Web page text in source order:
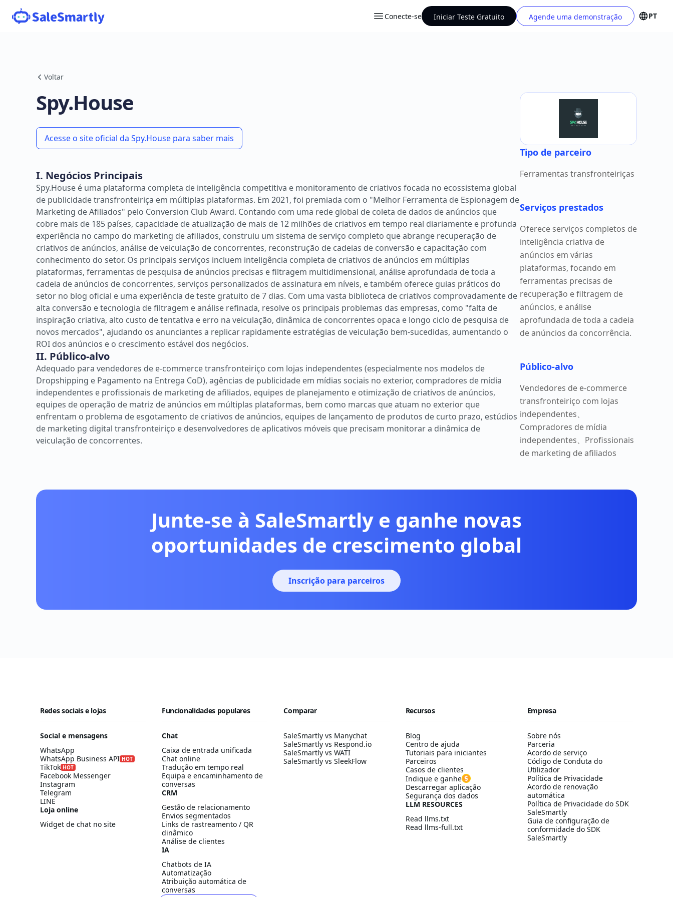
Conecte-se Iniciar Teste Gratuito Agende uma demonstração PT
Voltar
Spy.House
Acesse o site oficial da Spy.House para saber mais
I. Negócios Principais
Spy.House é uma plataforma completa de inteligência competitiva e monitoramento de criativos focada no ecossistema global
de publicidade transfronteiriça em múltiplas plataformas. Em 2021, foi premiada com o "Melhor Ferramenta de Espionagem de
Marketing de Afiliados" pelo Conversion Club Award. Contando com uma rede global de coleta de dados de anúncios que
cobre mais de 185 países, capacidade de atualização de mais de 12 milhões de criativos em tempo real diariamente e profunda
experiência no campo do marketing de afiliados, construiu um sistema de serviço completo que abrange recuperação de
criativos de anúncios, análise de veiculação de concorrentes, reconstrução de cadeias de conversão e capacitação com
conhecimento do setor. Os principais serviços incluem inteligência completa de criativos de anúncios em múltiplas
plataformas, ferramentas de pesquisa de anúncios precisas e filtragem multidimensional, análise aprofundada de toda a
cadeia de anúncios de concorrentes, serviços personalizados de assinatura em níveis, e também oferece guias práticos do
setor no blog oficial e uma experiência de teste gratuito de 7 dias. Com uma vasta biblioteca de criativos comprovadamente de
alta conversão e tecnologia de filtragem e análise refinada, resolve os principais problemas das empresas, como "falta de
inspiração criativa, alto custo de tentativa e erro na veiculação, dinâmica de concorrentes opaca e longo ciclo de pesquisa de
novos mercados", ajudando os anunciantes a replicar rapidamente estratégias de veiculação bem-sucedidas, aumentando o
ROI dos anúncios e o crescimento estável dos negócios.
II. Público-alvo
Adequado para vendedores de e-commerce transfronteiriço com lojas independentes (especialmente nos modelos de
Dropshipping e Pagamento na Entrega CoD), agências de publicidade em mídias sociais no exterior, compradores de mídia
independentes e profissionais de marketing de afiliados, equipes de planejamento e otimização de criativos de anúncios,
equipes de operação de matriz de anúncios em múltiplas plataformas, bem como marcas que atuam no exterior que
enfrentam o problema de esgotamento de criativos de anúncios, equipes de lançamento de produtos de curto prazo, estúdios
de marketing digital transfronteiriço e desenvolvedores de aplicativos móveis que precisam monitorar a dinâmica de
veiculação de concorrentes.
Tipo de parceiro
Ferramentas transfronteiriças
Serviços prestados
Oferece serviços completos de
inteligência criativa de
anúncios em várias
plataformas, focando em
ferramentas precisas de
recuperação e filtragem de
anúncios, e análise
aprofundada de toda a cadeia
de anúncios da concorrência.
Público-alvo
Vendedores de e-commerce
transfronteiriço com lojas
independentes、
Compradores de mídia
independentes、Profissionais
de marketing de afiliados
Junte-se à SaleSmartly e ganhe novas
oportunidades de crescimento global
Inscrição para parceiros
Redes sociais e lojas
Social e mensagens
WhatsApp
WhatsApp Business API HOT
TikTok HOT
Facebook Messenger
Instagram
Telegram
LINE
Loja online
Widget de chat no site
Funcionalidades populares
Chat
Caixa de entrada unificada
Chat online
Tradução em tempo real
Equipa e encaminhamento de
conversas
CRM
Gestão de relacionamento
Envios segmentados
Links de rastreamento / QR
dinâmico
Análise de clientes
IA
Chatbots de IA
Automatização
Atribuição automática de
conversas
Comparar
SaleSmartly vs Manychat
SaleSmartly vs Respond.io
SaleSmartly vs WATI
SaleSmartly vs SleekFlow
Recursos
Blog
Centro de ajuda
Tutoriais para iniciantes
Parceiros
Casos de clientes
Indique e ganhe
Descarregar aplicação
Segurança dos dados
LLM RESOURCES
Read llms.txt
Read llms-full.txt
Empresa
Sobre nós
Parceria
Acordo de serviço
Código de Conduta do
Utilizador
Política de Privacidade
Acordo de renovação
automática
Política de Privacidade do SDK
SaleSmartly
Guia de configuração de
conformidade do SDK
SaleSmartly